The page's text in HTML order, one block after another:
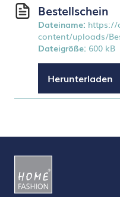
Bestellschein
Dateiname: https://
content/uploads/
Dateigröße: 600 kB
Herunterladen